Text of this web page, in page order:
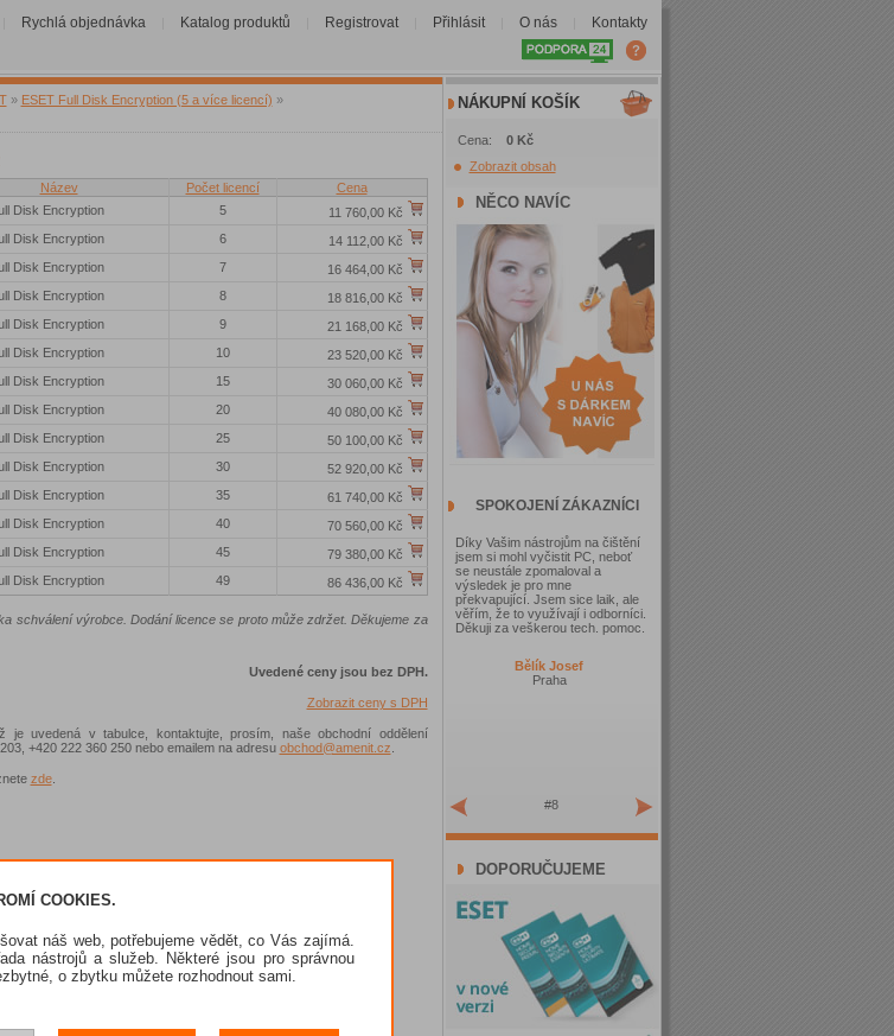
Rychlá objednávka Katalog produktů Registrovat Přihlásit O nás Kontakty
» ESET Full Disk Encryption (5 a více licencí) »
Název Počet licencí
Cena
Disk Encryption 5
11 760,00 Kč
Disk Encryption 6
14 112,00 Kč
Disk Encryption 7
16 464,00 Kč
Disk Encryption 8
18 816,00 Kč
Disk Encryption 9
21 168,00 Kč
Disk Encryption 10
23 520,00 Kč
Disk Encryption 15
30 060,00 Kč
Disk Encryption 20
40 080,00 Kč
Disk Encryption 25
50 100,00 Kč
Disk Encryption 30
52 920,00 Kč
Disk Encryption 35
61 740,00 Kč
Disk Encryption 40
70 560,00 Kč
Disk Encryption 45
79 380,00 Kč
Disk Encryption 49 86 436,00 Kč
schválení výrobce. Dodání licence se proto může zdržet. Děkujeme za
Uvedené ceny jsou bez DPH.
Zobrazit ceny s DPH
je uvedená v tabulce, kontaktujte, prosím, naše obchodní oddělení
+420 222 360 250 nebo emailem na adresu obchod@amenit.cz
zde.
NÁKUPNÍ KOŠÍK
Cena: 0 Kč
Zobrazit obsah
NĚCO NAVÍC
SPOKOJENÍ ZÁKAZNÍCI
Díky Vašim nástrojům na čištění
jsem si mohl vyčistit PC, neboť
se neustále zpomaloval a
výsledek je pro mne
překvapující. Jsem sice laik, ale
věřím, že to využívají i odborníci.
Děkuji za veškerou tech. pomoc.
Bělík Josef
Praha
#8
DOPORUČUJEME
COOKIES.
náš web, potřebujeme vědět, co Vás zajímá.
nástrojů a služeb. Některé jsou pro správnou
o zbytku můžete rozhodnout sami.